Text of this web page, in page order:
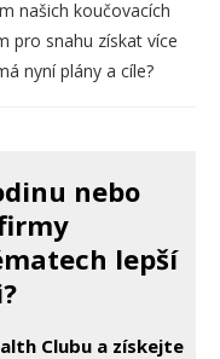
našich koučovacích
pro snahu získat více
nyní plány a cíle?
nebo
lepší
Clubu a získejte